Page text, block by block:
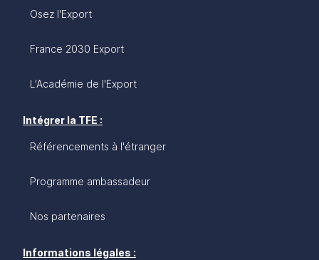
Osez l'Export
France 2030 Export
L'Académie de l'Export
Intégrer la TFE :
Référencements à l'étranger
Programme ambassadeur
Nos partenaires
Informations légales :